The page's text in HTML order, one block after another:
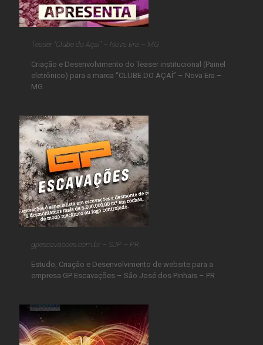
Teaser “Clube do Açai” – Nova Era – MG
Criação e Desenvolvimento do Teaser institucional (Painel
eletrônico) para a marca “CLUBE DO AÇAÍ” – Nova Era –
MG
gpescavacoes.com.br – SJP – PR
Estudo, Criação e Desenvolvimento de website para a
empresa GP Escavações – São José dos Pinhais – PR